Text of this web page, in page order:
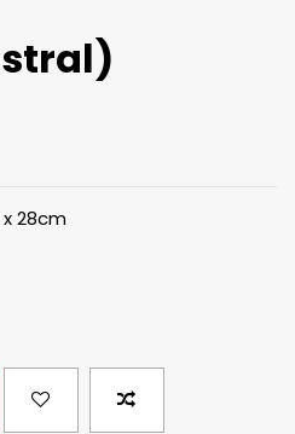
28cm